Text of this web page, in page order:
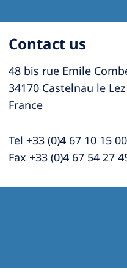
Contact us
48 bis rue Emile
34170 Castelnau le Lez
France
Tel +33 (0)4 67 10 15 00
Fax +33 (0)4 67 54 27